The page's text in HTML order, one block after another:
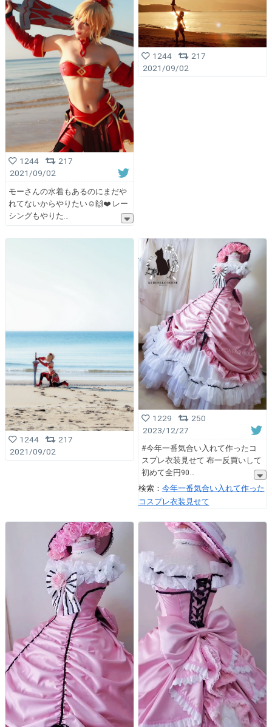
1244
217
2021/09/02
モーさんの水着もあるのにまだや
れてないからやりたい☺️🙌❤️ レー
シングもやりた
1244
217
2021/09/02
1244
217
2021/09/02
1229
250
2023/12/27
#今年一番気合い入れて作ったコ
スプレ衣装見せて 布一反買いして
初めて全円90
検索： 今年一番気合い入れて作った
コスプレ衣装見せて